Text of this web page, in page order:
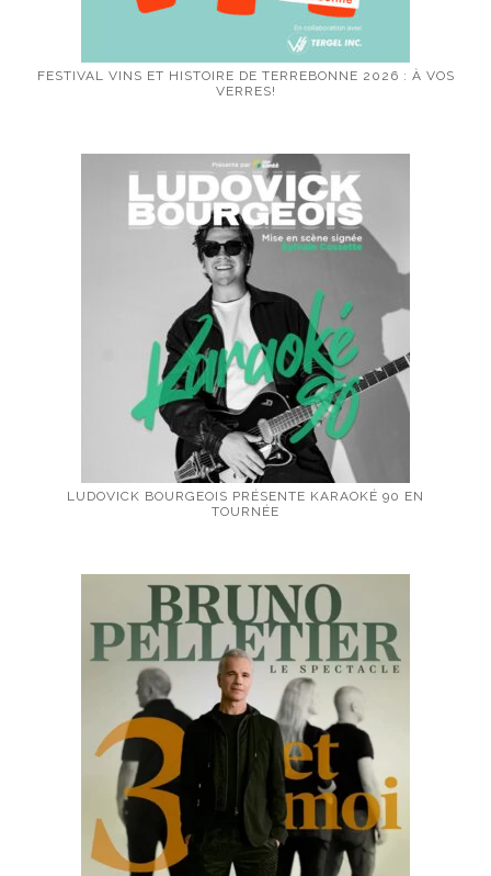
FESTIVAL VINS ET HISTOIRE DE TERREBONNE 2026 : À VOS
VERRES!
LUDOVICK BOURGEOIS PRÉSENTE KARAOKÉ 90 EN
TOURNÉE